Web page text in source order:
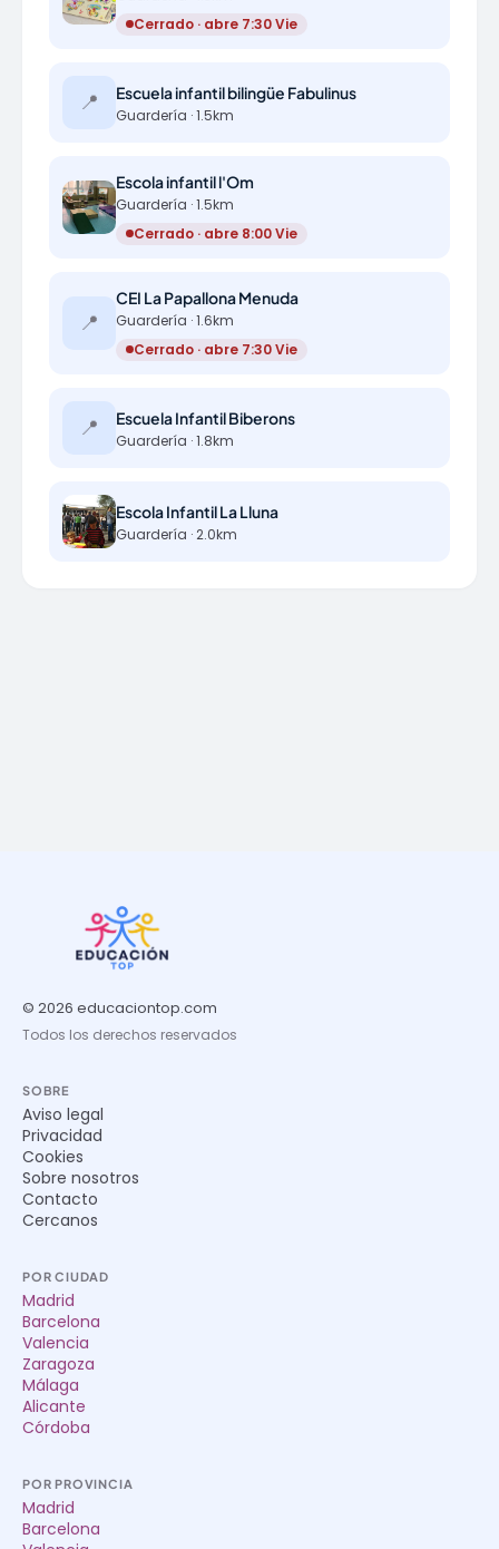
Cerrado · abre 7:30 Vie
📍 Escuela infantil bilingüe Fabulinus
Guardería · 1.5km
Escola infantil l'Om
Guardería · 1.5km
Cerrado · abre 8:00 Vie
📍
CEI La Papallona Menuda
Guardería · 1.6km
Cerrado · abre 7:30 Vie
📍 Escuela Infantil Biberons
Guardería · 1.8km
Escola Infantil La Lluna
Guardería · 2.0km
© 2026 educaciontop.com
Todos los derechos reservados
SOBRE
Aviso legal
Privacidad
Cookies
Sobre nosotros
Contacto
Cercanos
POR CIUDAD
Madrid
Barcelona
Valencia
Zaragoza
Málaga
Alicante
Córdoba
POR PROVINCIA
Madrid
Barcelona